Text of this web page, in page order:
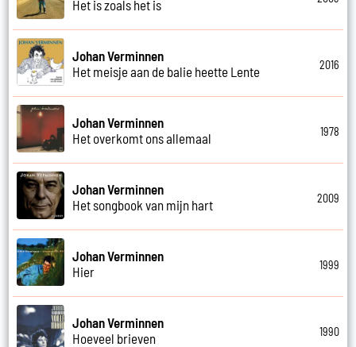
Het is zoals het is
Johan Verminnen
Het meisje aan de balie heette Lente
2016
Johan Verminnen
Het overkomt ons allemaal
1978
Johan Verminnen
Het songbook van mijn hart
2009
Johan Verminnen
Hier
1999
Johan Verminnen
Hoeveel brieven
1990